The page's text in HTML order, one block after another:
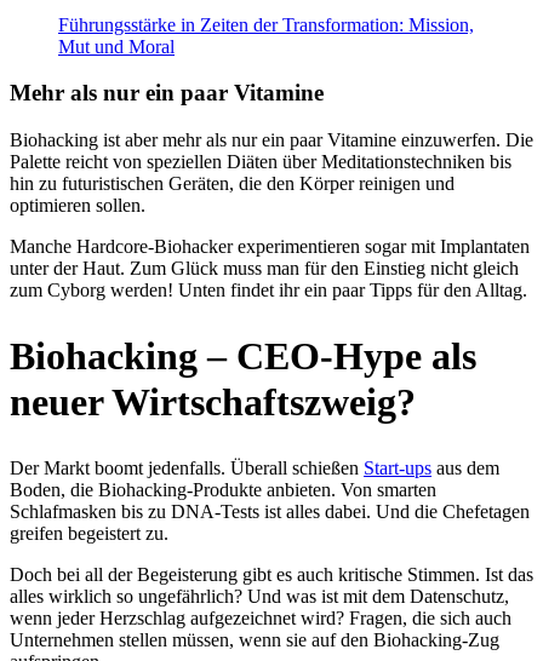
Führungsstärke in Zeiten der Transformation: Mission,
Mut und Moral
Mehr als nur ein paar Vitamine
Biohacking ist aber mehr als nur ein paar Vitamine einzuwerfen. Die
Palette reicht von speziellen Diäten über Meditationstechniken bis
hin zu futuristischen Geräten, die den Körper reinigen und
optimieren sollen.
Manche Hardcore-Biohacker experimentieren sogar mit Implantaten
unter der Haut. Zum Glück muss man für den Einstieg nicht gleich
zum Cyborg werden! Unten findet ihr ein paar Tipps für den Alltag.
Biohacking – CEO-Hype als
neuer Wirtschaftszweig?
Der Markt boomt jedenfalls. Überall schießen Start-ups aus dem
Boden, die Biohacking-Produkte anbieten. Von smarten
Schlafmasken bis zu DNA-Tests ist alles dabei. Und die Chefetagen
greifen begeistert zu.
Doch bei all der Begeisterung gibt es auch kritische Stimmen. Ist das
alles wirklich so ungefährlich? Und was ist mit dem Datenschutz,
wenn jeder Herzschlag aufgezeichnet wird? Fragen, die sich auch
Unternehmen stellen müssen, wenn sie auf den Biohacking-Zug